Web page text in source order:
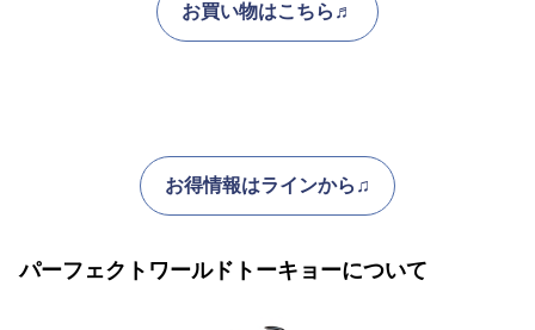
お買い物はこちら♬
お得情報はラインから♫
パーフェクトワールドトーキョーについて